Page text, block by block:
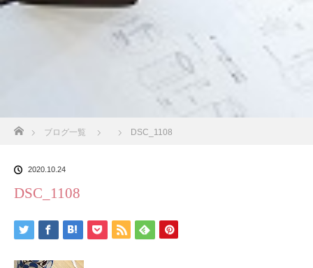
ブログ一覧 DSC_1108
2020.10.24
DSC_1108